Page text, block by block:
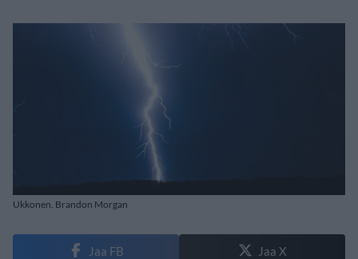
Ukkonen. Brandon Morgan
Jaa FB Jaa X